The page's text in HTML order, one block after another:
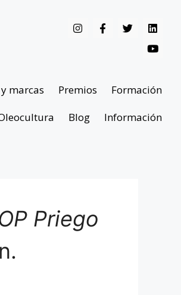
marcas Premios
Formación
Blog Información
Priego